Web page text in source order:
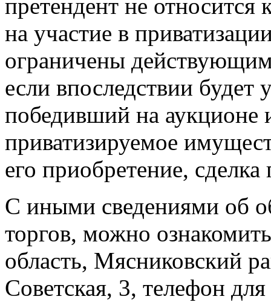
претендент не относится
на участие в
ограничены
если впоследствии будет
победивший на аукционе
приватизируемое
его приобретение,
С иными сведениями об
торгов, можно
область, Мясниковский
Советская, 3, телефон